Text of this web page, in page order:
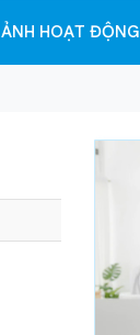
ẢNH HOẠT ĐỘNG